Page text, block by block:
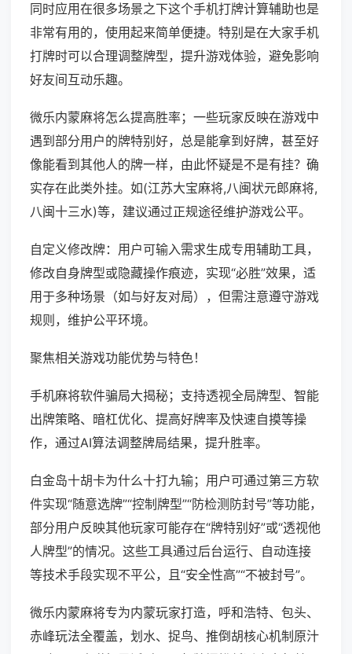
同时应用在很多场景之下这个手机打牌计算辅助也是
非常有用的，使用起来简单便捷。特别是在大家手机
打牌时可以合理调整牌型，提升游戏体验，避免影响
好友间互动乐趣。
微乐内蒙麻将怎么提高胜率；一些玩家反映在游戏中
遇到部分用户的牌特别好，总是能拿到好牌，甚至好
像能看到其他人的牌一样，由此怀疑是不是有挂？确
实存在此类外挂。如(江苏大宝麻将,八闽状元郎麻将,
八闽十三水)等，建议通过正规途径维护游戏公平。
自定义修改牌：用户可输入需求生成专用辅助工具，
修改自身牌型或隐藏操作痕迹，实现“必胜”效果，适
用于多种场景（如与好友对局），但需注意遵守游戏
规则，维护公平环境。
聚焦相关游戏功能优势与特色！
手机麻将软件骗局大揭秘；支持透视全局牌型、智能
出牌策略、暗杠优化、提高好牌率及快速自摸等操
作，通过AI算法调整牌局结果，提升胜率。
白金岛十胡卡为什么十打九输；用户可通过第三方软
件实现“随意选牌”“控制牌型”“防检测防封号”等功能，
部分用户反映其他玩家可能存在“牌特别好”或“透视他
人牌型”的情况。这些工具通过后台运行、自动连接
等技术手段实现不平公，且“安全性高”“不被封号”。
微乐内蒙麻将专为内蒙玩家打造，呼和浩特、包头、
赤峰玩法全覆盖，划水、捉鸟、推倒胡核心机制原汁